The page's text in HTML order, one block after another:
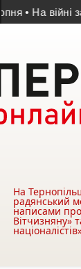
• На війні
На
радянський
написами
Вітчизняну»